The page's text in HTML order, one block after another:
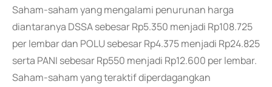
Saham-saham yang mengalami penurunan harga
diantaranya DSSA sebesar Rp5.350 menjadi Rp108.725
per lembar dan POLU sebesar Rp4.375 menjadi Rp24.825
serta PANI sebesar Rp550 menjadi Rp12.600 per lembar.
Saham-saham yang teraktif diperdagangkan